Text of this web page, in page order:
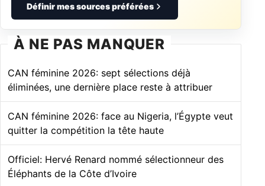
Définir mes sources préférées
À NE PAS MANQUER
CAN féminine 2026: sept sélections déjà
éliminées, une dernière place reste à attribuer
CAN féminine 2026: face au Nigeria, l’Égypte veut
quitter la compétition la tête haute
Officiel: Hervé Renard nommé sélectionneur des
Éléphants de la Côte d’Ivoire